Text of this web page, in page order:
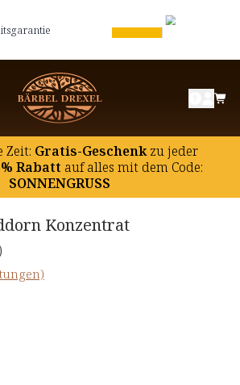
Zeit: Gratis-Geschenkzu jeder
Rabatt auf alles mit dem Code:
SONNENGRUSS
Konzentrat